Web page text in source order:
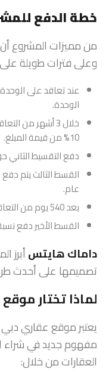
خطة الدفع
من مميزات المشروع
وعلى فترات طويلة على 6 أقساط فقط وهي كالاتي.
الوحدة.
خلال 3 أشهر من
10% من قيمة المبلغ.
دفع التقسيط الثاني حوالي 10% خلال 180 يوم
عام.
بعد 540 يوم من التعاقد يتم دفع القسط الخامس بقيمة 20%.
القسط الأخير دفع نسبة 20% من قيمة الوحدة بعد 720
داماك هايتسأبرز
تصميمها على أحدث
لماذا تختار
يعتبر موقع عقاري دبي
مفهوم جديد في شراء
العقارات من خلال: